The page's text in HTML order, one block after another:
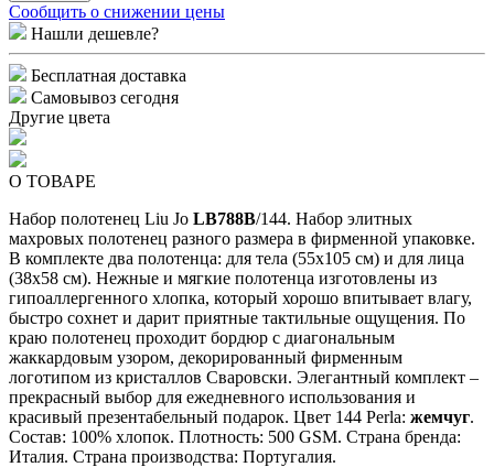
Сообщить о снижении цены
Нашли дешевле?
Бесплатная доставка
Самовывоз сегодня
Другие цвета
О ТОВАРЕ
Набор полотенец Liu Jo LB788B/144. Набор элитных
махровых полотенец разного размера в фирменной упаковке.
В комплекте два полотенца: для тела (55х105 см) и для лица
(38х58 см). Нежные и мягкие полотенца изготовлены из
гипоаллергенного хлопка, который хорошо впитывает влагу,
быстро сохнет и дарит приятные тактильные ощущения. По
краю полотенец проходит бордюр с диагональным
жаккардовым узором, декорированный фирменным
логотипом из кристаллов Сваровски. Элегантный комплект –
прекрасный выбор для ежедневного использования и
красивый презентабельный подарок. Цвет 144 Perla: жемчуг.
Состав: 100% хлопок. Плотность: 500 GSM. Страна бренда:
Италия. Страна производства: Португалия.